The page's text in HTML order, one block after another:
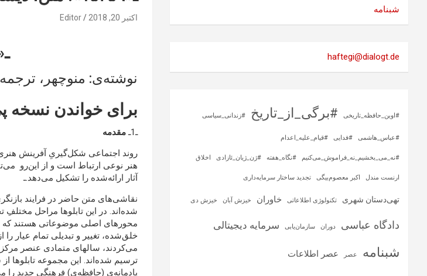
اکتبر 20, 2018 Editor
ـ«۱۵۴۵۹»:
نوشته‌ی: منوچهر،
برای خواندن نسخه
ـ1ـ
مقدمه
روند اجتماعی شکل‌گیریِ آفرینش
هنر نوعی ارتباط است و از این‌رو
آثار ارائه‌شده را تشکیل می‌دهد.ـ
نقاشی‌های متن حاضر در فرایند
شده‌اند. در این تابلوها مراحل
محورهای اصلی موضوعاتی هستند که
خلق‌شده، تغییر و تبدیلی تمام عیار
می‌کردند، سالهای متمادی عنصر
ترسیم شده‌اند. این مجموعه
یادمانه‌ی (حافظه‌ی) فرهنگی جدید
شبنامه
haftegi@dialogt.de
#اوین_حافظه_تاریخی #برگی_از_تاریخ #زندانی_سیاسی
#عباس_هاشمی #فدایی #قیام_علیه_اعدام
#نه_می_بخشیم_نه_فراموش_می‌کنیم #نگاه_هفته #ژن_ژیان_ئازادی اخلاق
ارنست مندل اکبر معصوم‌بیگی تجدید ساختار سرمایه‌داری
تهی‌دستان شهری تکنولوژی اطلاعاتی خاوران خیزش آبان خیزش دی
دادگاه عباسی دوران سازمان‌یابی سرمایه‌ دیجیتالی
شبنامه عصر عصر اطلاعات